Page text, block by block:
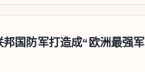
国防军打造成“欧洲最强军